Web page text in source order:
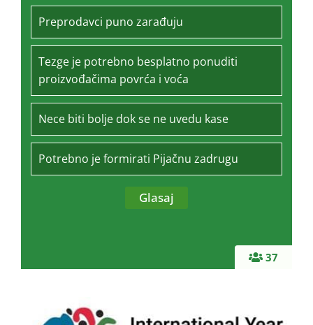
37
Preprodavci puno zarađuju
Tezge je potrebno besplatno ponuditi
proizvođačima povrća i voća
Nece biti bolje dok se ne uvedu kase
Potrebno je formirati Pijačnu zadrugu